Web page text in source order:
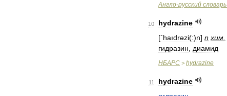
Англо-русский словарь
10
hydrazine
[ʹhaıdrəzi(:)n] n хим
гидразин
диамид
НБАРС > hydrazine
11
hydrazine